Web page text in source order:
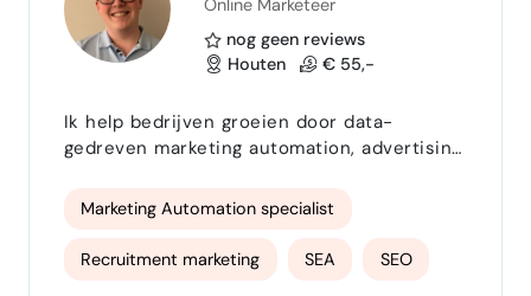
Online Marketeer
nog geen reviews
Houten
€ 55,-
Ik help bedrijven groeien door data-
gedreven marketing automation, advertising
performance zorg ik dat iedere euro
rendement oplevert. Of het nu gaat om
B2B-leads of B2C-sales. 💡 Wat ik doe:
Marketing automation & nurture flows via
Marketing Automation specialist
Recruitment marketing SEA SEO